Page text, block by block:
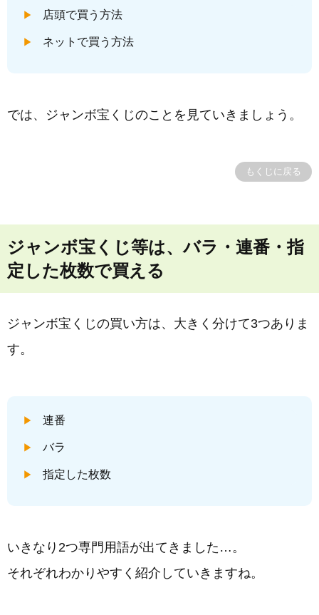
店頭で買う方法
ネットで買う方法
では、ジャンボ宝くじのことを見ていきましょう。
もくじに戻る
ジャンボ宝くじ等は、バラ・連番・指
定した枚数で買える
ジャンボ宝くじの買い方は、大きく分けて3つありま
す。
連番
バラ
指定した枚数
いきなり2つ専門用語が出てきました…。
それぞれわかりやすく紹介していきますね。